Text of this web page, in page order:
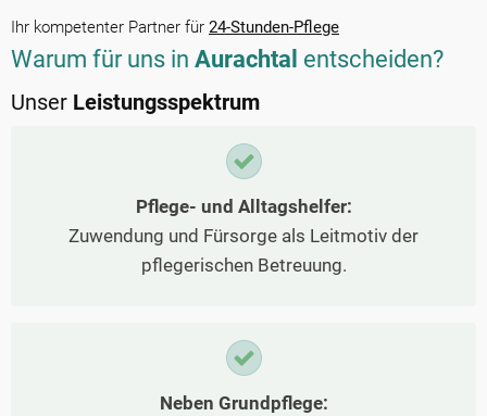
Ihr kompetenter Partner für 24-Stunden-Pflege
Warum für uns in Aurachtal entscheiden?
Unser Leistungsspektrum
Pflege- und Alltagshelfer:
Zuwendung und Fürsorge als Leitmotiv der
pflegerischen Betreuung.
Neben Grundpflege: